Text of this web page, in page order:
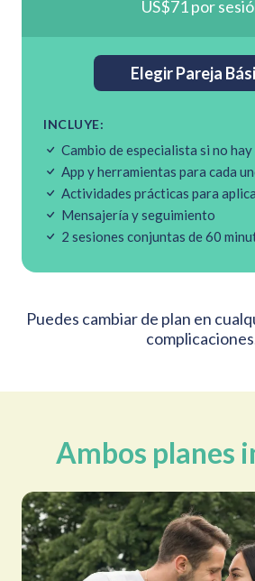
US$71 por
Elegir Pareja
INCLUYE:
Cambio de especialista si no
App y herramientas para cada
Actividades prácticas para
Mensajería y seguimiento
2 sesiones conjuntas de 60
Puedes cambiar de plan en
Ambos planes